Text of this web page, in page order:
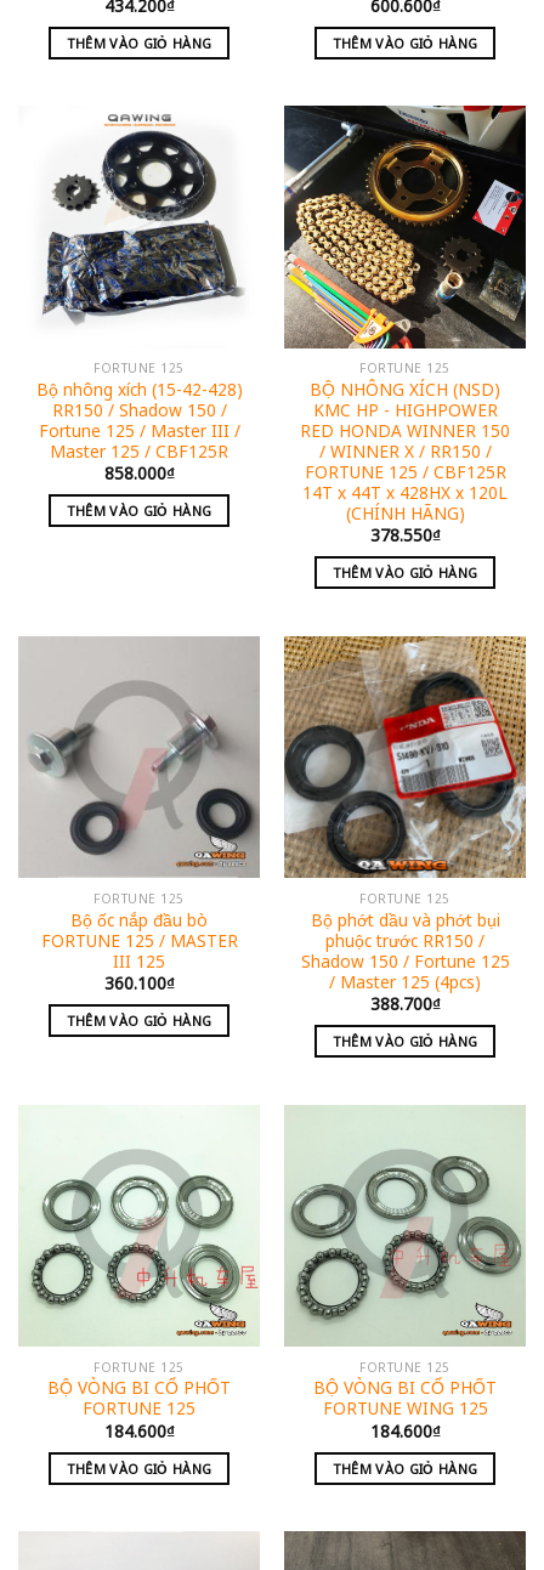
434.200₫
THÊM VÀO GIỎ HÀNG
600.600₫
THÊM VÀO GIỎ HÀNG
FORTUNE 125
Bộ nhông xích (15-42-428)
RR150 / Shadow 150 /
Fortune 125 / Master III /
Master 125 / CBF125R
858.000₫
THÊM VÀO GIỎ HÀNG
FORTUNE 125
BỘ NHÔNG XÍCH (NSD)
KMC HP - HIGHPOWER
RED HONDA WINNER 150
/ WINNER X / RR150 /
FORTUNE 125 / CBF125R
14T x 44T x 428HX x 120L
(CHÍNH HÃNG)
378.550₫
THÊM VÀO GIỎ HÀNG
FORTUNE 125
Bộ ốc nắp đầu bò
FORTUNE 125 / MASTER
III 125
360.100₫
THÊM VÀO GIỎ HÀNG
FORTUNE 125
Bộ phớt dầu và phớt bụi
phuộc trước RR150 /
Shadow 150 / Fortune 125
/ Master 125 (4pcs)
388.700₫
THÊM VÀO GIỎ HÀNG
FORTUNE 125
BỘ VÒNG BI CỔ PHỐT
FORTUNE 125
184.600₫
THÊM VÀO GIỎ HÀNG
FORTUNE 125
BỘ VÒNG BI CỔ PHỐT
FORTUNE WING 125
184.600₫
THÊM VÀO GIỎ HÀNG